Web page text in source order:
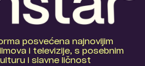
posvećena najnovijim
i televizije, s posebnim
i slavne ličnost